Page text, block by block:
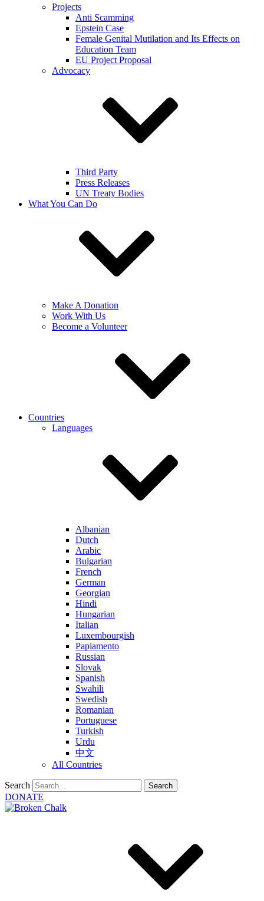
Projects
Anti Scamming
Epstein Case
Female Genital Mutilation and Its Effects on
Education Team
EU Project Proposal
Advocacy
Third Party
Press Releases
UN Treaty Bodies
What You Can Do
Make A Donation
Work With Us
Become a Volunteer
Countries
Languages
Albanian
Dutch
Arabic
Bulgarian
French
German
Georgian
Hindi
Hungarian
Italian
Luxembourgish
Papiamento
Russian
Slovak
Spanish
Swahili
Swedish
Romanian
Portuguese
Turkish
Urdu
中文
All Countries
Search Search
DONATE